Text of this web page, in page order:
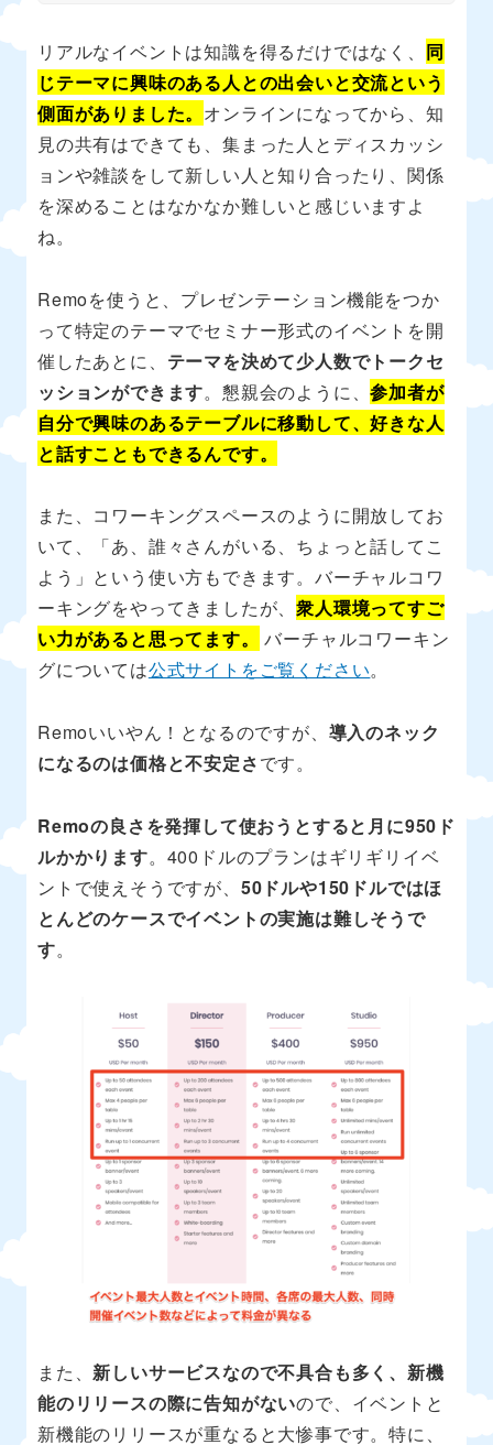
リアルなイベントは知識を得るだけではなく、 同
じテーマに興味のある人との出会いと交流という
側面がありました。 オンラインになってから、知
見の共有はできても、集まった人とディスカッシ
ョンや雑談をして新しい人と知り合ったり、関係
を深めることはなかなか難しいと感じいますよ
ね。
Remoを使うと、プレゼンテーション機能をつか
って特定のテーマでセミナー形式のイベントを開
催したあとに、 テーマを決めて少人数でトークセ
ッションができます。懇親会のように、参加者が
自分で興味のあるテーブルに移動して、好きな人
と話すこともできるんです。
また、コワーキングスペースのように開放してお
いて、「あ、誰々さんがいる、ちょっと話してこ
よう」という使い方もできます。バーチャルコワ
ーキングをやってきましたが、衆人環境ってすご
い力があると思ってます。
バーチャルコワーキン
グについては公式サイトをご覧ください。
Remoいいやん！となるのですが、 導入のネック
になるのは価格と不安定さです。
Remoの良さを発揮して使おうとすると月に950ド
ルかかります。400ドルのプランはギリギリイベ
ントで使えそうですが、 50ドルや150ドルではほ
とんどのケースでイベントの実施は難しそうで
す。
また、 新しいサービスなので不具合も多く、新機
能のリリースの際に告知がないので、イベントと
新機能のリリースが重なると大惨事です。特に、